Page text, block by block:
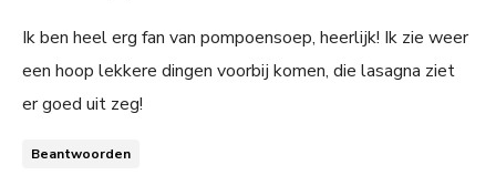
Ik ben heel erg fan van pompoensoep, heerlijk! Ik zie weer
een hoop lekkere dingen voorbij komen, die lasagna ziet
er goed uit zeg!
Beantwoorden